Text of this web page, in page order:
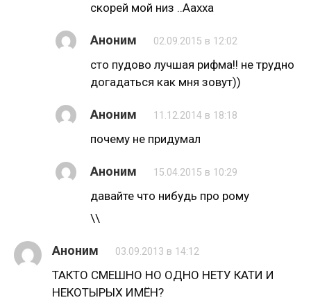
скорей мой низ ..Аахха
Аноним 02.09.2015 в 12:02
сто пудово лучшая рифма!! не трудно
догадаться как мня зовут))
Аноним 11.12.2014 в 18:18
почему не придумал
Аноним 15.04.2015 в 10:29
давайте что нибудь про рому
\\
Аноним 03.09.2013 в 14:12
ТАКТО СМЕШНО НО ОДНО НЕТУ КАТИ И
НЕКОТЫРЫХ ИМЁН?